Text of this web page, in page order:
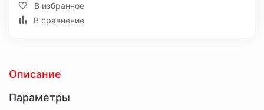
В избранное
В сравнение
Описание
Параметры